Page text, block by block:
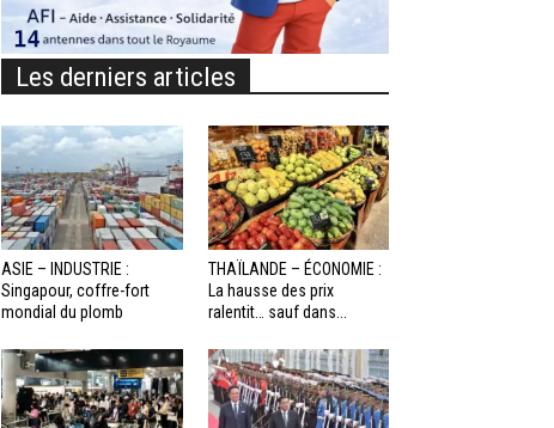
Les derniers articles
ASIE – INDUSTRIE :
Singapour, coffre-fort
mondial du plomb
THAÏLANDE – ÉCONOMIE :
La hausse des prix
ralentit… sauf dans...